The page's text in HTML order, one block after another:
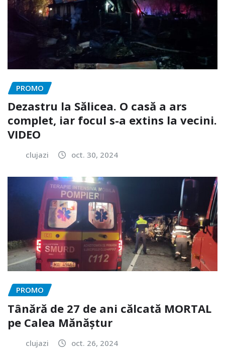
PROMO
Dezastru la Sălicea. O casă a ars
complet, iar focul s-a extins la vecini.
VIDEO
clujazi oct. 30, 2024
PROMO
Tânără de 27 de ani călcată MORTAL
pe Calea Mănăștur
clujazi oct. 26, 2024